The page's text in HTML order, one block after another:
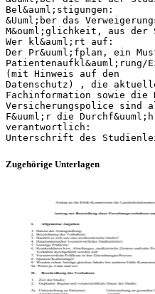
Bel&auml;stigungen:
&Uuml;ber das
M&ouml;glichkeit, aus der
Wer kl&auml;rt auf:
Der Pr&uuml;fplan, ein
Patientenaufkl&auml;rung/
(mit Hinweis auf den
Datenschutz) , die
Fachinformation sowie die
Versicherungspolice sind
F&uuml;r die
verantwortlich:
Zugehörige Unterlagen